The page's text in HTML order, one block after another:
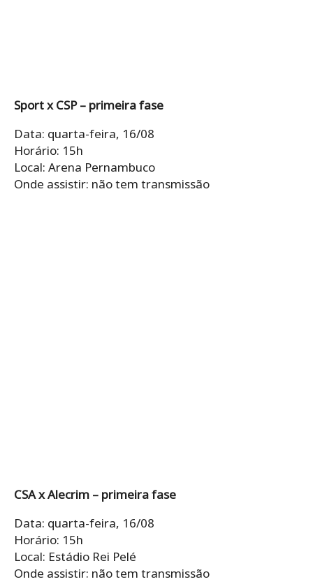
Sport x CSP – primeira fase
Data: quarta-feira, 16/08
Horário: 15h
Local: Arena Pernambuco
Onde assistir: não tem transmissão
CSA x Alecrim – primeira fase
Data: quarta-feira, 16/08
Horário: 15h
Local: Estádio Rei Pelé
Onde assistir: não tem transmissão